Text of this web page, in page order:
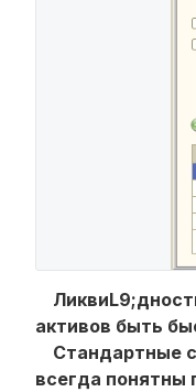
активов быть
Стандартные
всегда понятны